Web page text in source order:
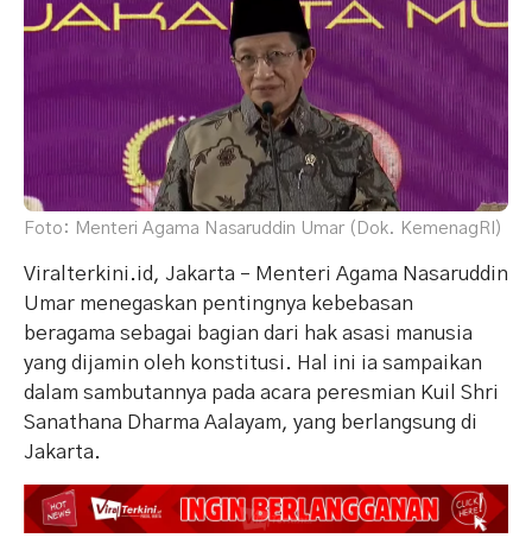
Foto: Menteri Agama Nasaruddin Umar (Dok. KemenagRI)
Viralterkini.id, Jakarta – Menteri Agama Nasaruddin
Umar menegaskan pentingnya kebebasan
beragama sebagai bagian dari hak asasi manusia
yang dijamin oleh konstitusi. Hal ini ia sampaikan
dalam sambutannya pada acara peresmian Kuil Shri
Sanathana Dharma Aalayam, yang berlangsung di
Jakarta.